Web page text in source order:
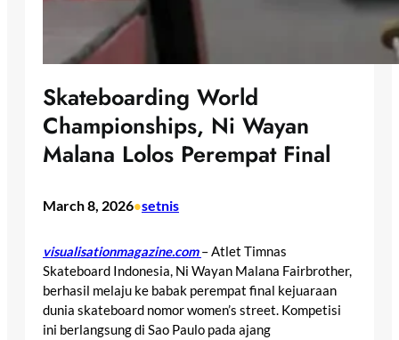
Skateboarding World
Championships, Ni Wayan
Malana Lolos Perempat Final
March 8, 2026•setnis
visualisationmagazine.com– Atlet Timnas
Skateboard Indonesia, Ni Wayan Malana Fairbrother,
berhasil melaju ke babak perempat final kejuaraan
dunia skateboard nomor women’s street. Kompetisi
ini berlangsung di Sao Paulo pada ajang